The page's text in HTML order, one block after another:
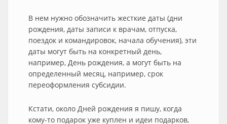
В нем нужно обозначить жесткие даты (дни
рождения, даты записи к врачам, отпуска,
поездок и командировок, начала обучения), эти
даты могут быть на конкретный день,
например, День рождения, а могут быть на
определенный месяц, например, срок
переоформления субсидии.
Кстати, около Дней рождения я пишу, когда
кому-то подарок уже куплен и идеи подарков,